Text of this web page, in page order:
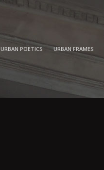
URBAN POETICS URBAN FRAMES